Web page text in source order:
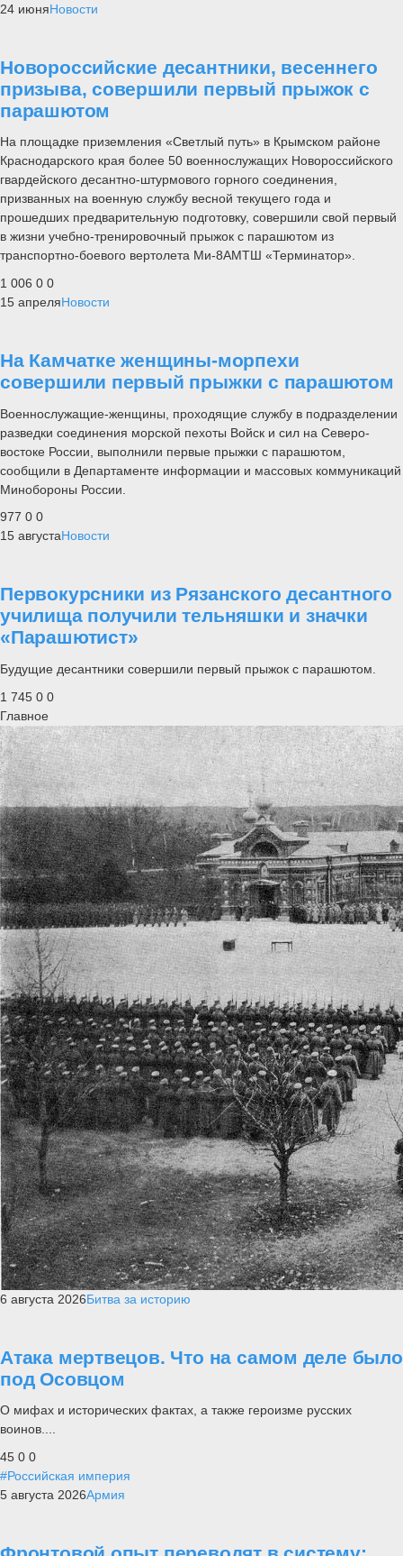
24 июняНовости
Новороссийские десантники, весеннего
призыва, совершили первый прыжок с
парашютом
На площадке приземления «Светлый путь» в Крымском районе
Краснодарского края более 50 военнослужащих Новороссийского
гвардейского десантно-штурмового горного соединения,
призванных на военную службу весной текущего года и
прошедших предварительную подготовку, совершили свой первый
в жизни учебно-тренировочный прыжок с парашютом из
транспортно-боевого вертолета Ми-8АМТШ «Терминатор».
1 006 0 0
15 апреляНовости
На Камчатке женщины-морпехи
совершили первый прыжки с парашютом
Военнослужащие-женщины, проходящие службу в подразделении
разведки соединения морской пехоты Войск и сил на Северо-
востоке России, выполнили первые прыжки с парашютом,
сообщили в Департаменте информации и массовых коммуникаций
Минобороны России.
977 0 0
15 августаНовости
Первокурсники из Рязанского десантного
училища получили тельняшки и значки
«Парашютист»
Будущие десантники совершили первый прыжок с парашютом.
1 745 0 0
Главное
6 августа 2026Битва за историю
Атака мертвецов. Что на самом деле было
под Осовцом
О мифах и исторических фактах, а также героизме русских
воинов....
45 0 0
#Российская империя
5 августа 2026Армия